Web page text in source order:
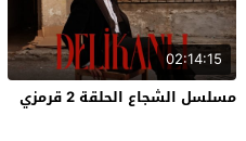
02:14:15
مسلسل الشجاع الحلقة 2 قرمزي